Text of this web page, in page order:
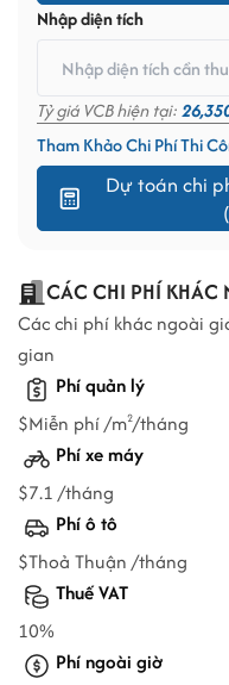
Nhập diện tích
Tỷ giá VCB hiện tại:
Tham Khảo Chi Phí Thi
Dự toán chi
CÁC CHI PHÍ KHÁC
Các chi phí khác ngoài
gian
Phí quản lý
$Miễn phí /m2/tháng
Phí xe máy
$7.1 /tháng
Phí ô tô
$Thoả Thuận /tháng
Thuế VAT
10%
Phí ngoài giờ